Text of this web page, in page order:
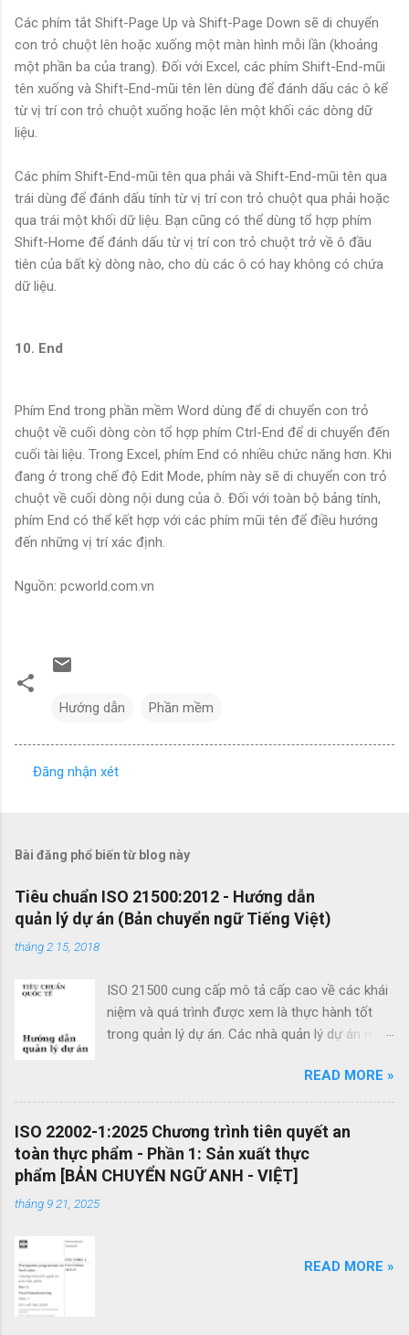
Các phím tắt Shift-Page Up và Shift-Page Down sẽ di chuyển
con trỏ chuột lên hoặc xuống một màn hình mỗi lần (khoảng
một phần ba của trang). Đối với Excel, các phím Shift-End-mũi
tên xuống và Shift-End-mũi tên lên dùng để đánh dấu các ô kể
từ vị trí con trỏ chuột xuống hoặc lên một khối các dòng dữ
liệu.
Các phím Shift-End-mũi tên qua phải và Shift-End-mũi tên qua
trái dùng để đánh dấu tính từ vị trí con trỏ chuột qua phải hoặc
qua trái một khối dữ liệu. Bạn cũng có thể dùng tổ hợp phím
Shift-Home để đánh dấu từ vị trí con trỏ chuột trở về ô đầu
tiên của bất kỳ dòng nào, cho dù các ô có hay không có chứa
dữ liệu.
10. End
Phím End trong phần mềm Word dùng để di chuyển con trỏ
chuột về cuối dòng còn tổ hợp phím Ctrl-End để di chuyển đến
cuối tài liệu. Trong Excel, phím End có nhiều chức năng hơn. Khi
đang ở trong chế độ Edit Mode, phím này sẽ di chuyển con trỏ
chuột về cuối dòng nội dung của ô. Đối với toàn bộ bảng tính,
phím End có thể kết hợp với các phím mũi tên để điều hướng
đến những vị trí xác định.
Nguồn: pcworld.com.vn
Hướng dẫn Phần mềm
x
é
t
Đăng nhận xét
Bài đăng phổ biến từ blog này
Tiêu chuẩn ISO 21500:2012 - Hướng dẫn
quản lý dự án (Bản chuyển ngữ Tiếng Việt)
tháng 2 15, 2018
ISO 21500 cung cấp mô tả cấp cao về các khái
niệm và quá trình được xem là thực hành tốt
trong quản lý dự án. Các nhà quản lý dự án mới
nghiệm có thể sử dụng hướng dẫn quản lý dự
án theo tiêu chuẩn này để cải thiện thành công
của dự án và đạt được kết quả kinh doanh. Các
lợi ích của ISO 21500 bao gồm: Khuyến khích
chuyển giao kiến ​​thức giữa các dự án và giữa
các tổ chức nhằm nâng cao chất lượng dự án
nhân viên quản lý dự án và khả năng làm việc
READ MORE »
ISO 22002-1:2025 Chương trình tiên quyết an
toàn thực phẩm - Phần 1: Sản xuất thực
phẩm [BẢN CHUYỂN NGỮ ANH - VIỆT]
tháng 9 21, 2025
READ MORE »